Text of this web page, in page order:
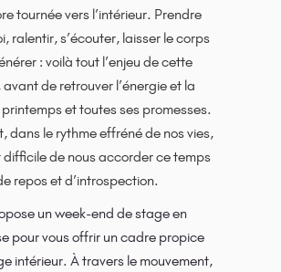
tournée vers l’intérieur. Prendre
ralentir, s’écouter, laisser le corps
: voilà tout l’enjeu de cette
avant de retrouver l’énergie et la
et toutes ses promesses.
dans le rythme effréné de nos vies,
difficile de nous accorder ce temps
repos et d’introspection.
un week-end de stage en
pour vous offrir un cadre propice
intérieur. À travers le mouvement,